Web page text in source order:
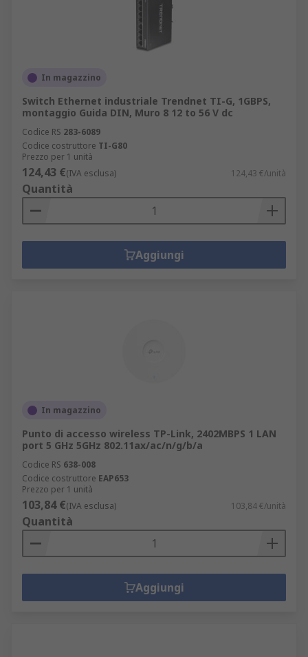
In magazzino
Switch Ethernet industriale Trendnet TI-G, 1GBPS,
montaggio Guida DIN, Muro 8 12 to 56 V dc
Codice RS 283-6089
Codice costruttore TI-G80
Prezzo per 1 unità
124,43 €(IVA esclusa) 124,43 €/unità
Quantità
Aggiungi
In magazzino
Punto di accesso wireless TP-Link, 2402MBPS 1 LAN
port 5 GHz 5GHz 802.11ax/ac/n/g/b/a
Codice RS 638-008
Codice costruttore EAP653
Prezzo per 1 unità
103,84 €(IVA esclusa) 103,84 €/unità
Quantità
Aggiungi